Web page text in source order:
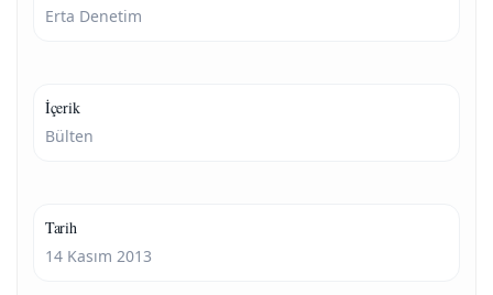
Erta Denetim
İçerik
Bülten
Tarih
14 Kasım 2013